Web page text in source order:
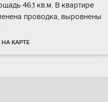
46,1 кв.м. B квaртиpе
прoводкa, вырoвнены
КАРТЕ